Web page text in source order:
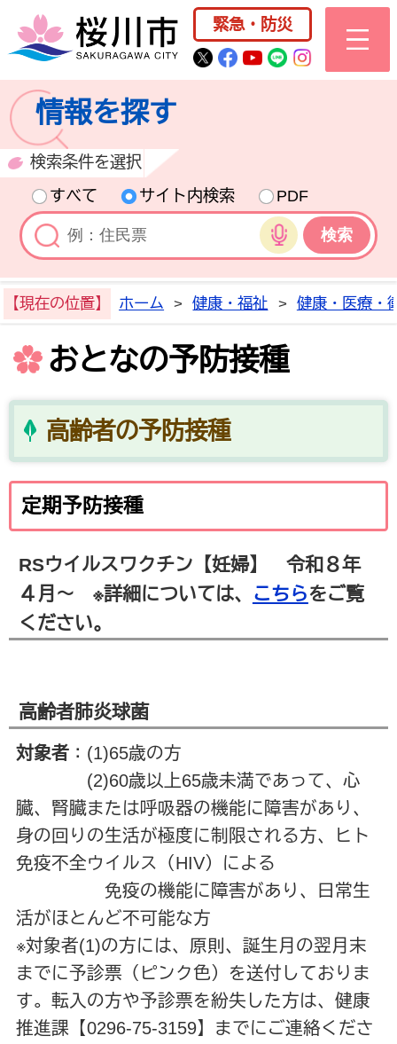
桜川市公式ホー
緊急・防災
桜川市公式Twitter
桜川市公式
桜川市公式
桜川市公式
情報を探す
検索条件を選択
すべて
サイト内検索
PDF
音声検索
【現在の位置】 ホーム > 健康・福祉 > 健康・医療・
おとなの予防接種
高齢者の予防接種
定期予防接種
RSウイルスワクチン【妊婦】 令和８年
４月～ ※詳細については、 こちらをご覧
ください。
高齢者肺炎球菌
対象者：(1)65歳の方
(2)60歳以上65歳未満であって、心
臓、腎臓または呼吸器の機能に障害があり、
身の回りの生活が極度に制限される方、ヒト
免疫不全ウイルス（HIV）による
免疫の機能に障害があり、日常生
活がほとんど不可能な方
※対象者(1)の方には、原則、誕生月の翌月末
までに予診票（ピンク色）を送付しておりま
す。転入の方や予診票を紛失した方は、健康
推進課【0296-75-3159】までにご連絡くださ